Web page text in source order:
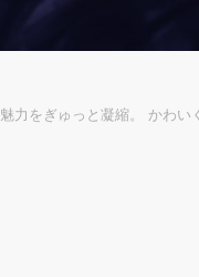
魅力をぎゅっと凝縮。 かわい